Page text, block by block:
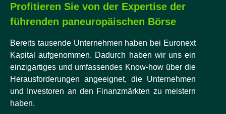
Profitieren Sie von der Expertise der
führenden paneuropäischen Börse
Bereits tausende Unternehmen haben bei Euronext
Kapital aufgenommen. Dadurch haben wir uns ein
einzigartiges und umfassendes Know-how über die
Herausforderungen angeeignet, die Unternehmen
und Investoren an den Finanzmärkten zu meistern
haben.